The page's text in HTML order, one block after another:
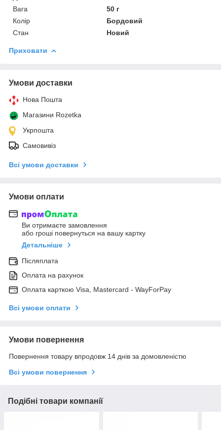
Вага
50 г
Колір
Бордовий
Стан
Новий
Приховати
Умови доставки
Нова Пошта
Магазини Rozetka
Укрпошта
Самовивіз
Всі умови доставки
Умови оплати
Ви отримаєте замовлення
або гроші повернуться на вашу картку
Детальніше
Післяплата
Оплата на рахунок
Оплата карткою Visa, Mastercard - WayForPay
Всі умови оплати
Умови повернення
Повернення товару впродовж 14 днів за домовленістю
Всі умови повернення
Подібні товари компанії